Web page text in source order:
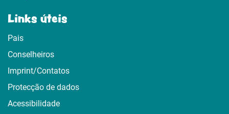
Links úteis
Pais
Conselheiros
Imprint/Contatos
Protecção de dados
Acessibilidade